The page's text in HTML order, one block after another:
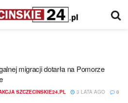
migracji dotarła na Pomorze
SZCZECINSKIE24.PL 3 LATA AGO 0